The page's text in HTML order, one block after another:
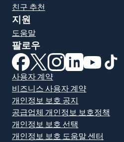
친구 추천
지원
도움말
팔로우
(새 창에서 열림)
(새 창에서 열림)
(새 창에서 열림)
(새 창에서
(새 창
사용자 계약
비즈니스 사용자 계약
개인정보 보호 공지
공급업체 개인정보 보호정책
개인정보 보호 선택
개인정보 보호 도움말 센터